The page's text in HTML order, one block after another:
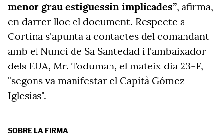
menor grau estiguessin implicades”, afirma,
en darrer lloc el document. Respecte a
Cortina s'apunta a contactes del comandant
amb el Nunci de Sa Santedad i l'ambaixador
dels EUA, Mr. Toduman, el mateix dia 23-F,
"segons va manifestar el Capità Gómez
Iglesias".
SOBRE LA FIRMA